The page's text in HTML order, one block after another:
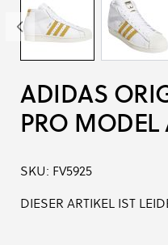
ADIDAS
PRO MODEL
SKU: FV5925
DIESER ARTIKEL IST